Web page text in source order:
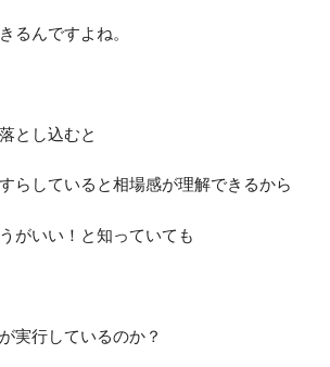
るんですよね。
とし込むと
らしていると相場感が理解できるから
がいい！と知っていても
実行しているのか？